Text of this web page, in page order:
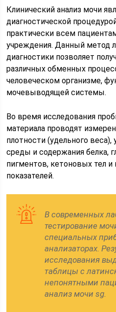
Клинический анализ мочи
диагностической
практически всем
учреждения. Данный метод
диагностики позволяет
различных обменных
человеческом организме,
мочевыводящей системы.
Во время исследования
материала проводят
плотности (удельного веса),
среды и содержания белка,
пигментов, кетоновых тел и
показателей.
В современных
тестирование
специальных
анализаторах.
исследования
таблицы с
непонятными
анализ мочи sg.